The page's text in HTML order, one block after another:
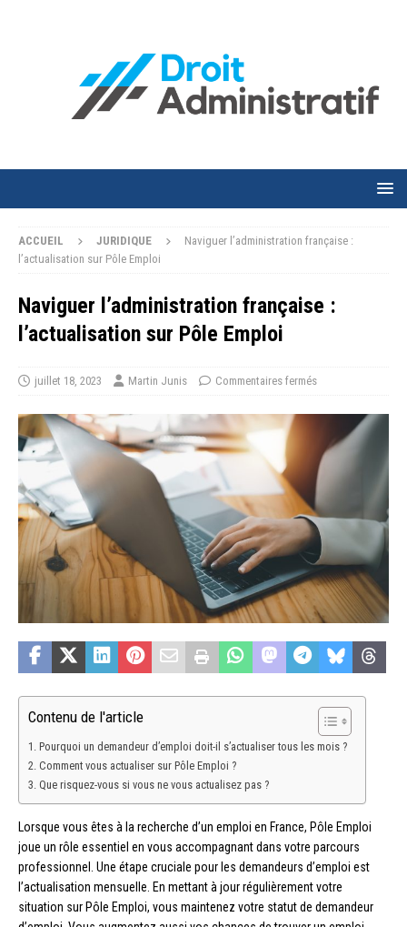
ACCUEIL JURIDIQUE
Naviguer l’administration française :
l’actualisation sur Pôle Emploi
Naviguer l’administration française :
l’actualisation sur Pôle Emploi
juillet 18, 2023 Martin Junis Commentaires fermés
Contenu de l'article
Pourquoi un demandeur d’emploi doit-il s’actualiser tous les mois ?
Comment vous actualiser sur Pôle Emploi ?
Que risquez-vous si vous ne vous actualisez pas ?
Lorsque vous êtes à la recherche d’un emploi en France, Pôle Emploi
joue un rôle essentiel en vous accompagnant dans votre parcours
professionnel. Une étape cruciale pour les demandeurs d’emploi est
l’actualisation mensuelle. En mettant à jour régulièrement votre
situation sur Pôle Emploi, vous maintenez votre statut de demandeur